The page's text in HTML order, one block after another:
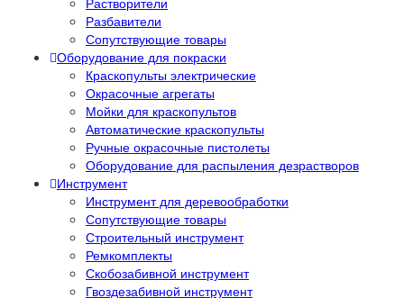
Разбавители
Сопутствующие товары
Оборудование для покраски
Краскопульты электрические
Окрасочные агрегаты
Мойки для краскопультов
Автоматические краскопульты
Ручные окрасочные пистолеты
Оборудование для распыления дезрастворов
Инструмент
Инструмент для деревообработки
Сопутствующие товары
Строительный инструмент
Ремкомплекты
Скобозабивной инструмент
Гвоздезабивной инструмент